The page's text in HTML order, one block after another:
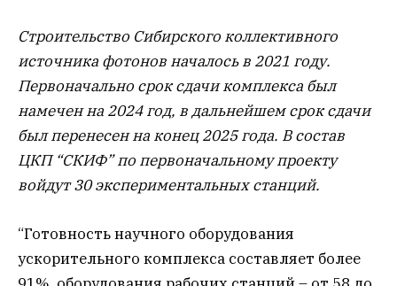
Строительство Сибирского коллективного
источника фотонов началось в 2021 году.
Первоначально срок сдачи комплекса был
намечен на 2024 год, в дальнейшем срок сдачи
был перенесен на конец 2025 года. В состав
ЦКП “СКИФ” по первоначальному проекту
войдут 30 экспериментальных станций.
“Готовность научного оборудования
ускорительного комплекса составляет более